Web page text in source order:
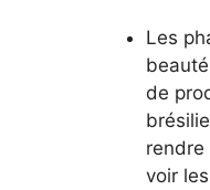
Les
de
rendre
voir